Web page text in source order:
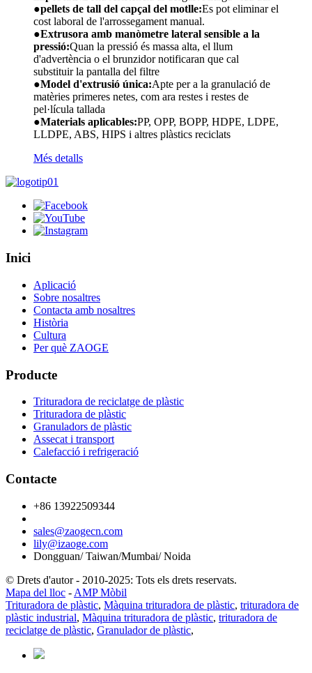
●pellets de tall del capçal del motlle:Es pot eliminar el
cost laboral de l'arrossegament manual.
●Extrusora amb manòmetre lateral sensible a la
pressió:Quan la pressió és massa alta, el llum
d'advertència o el brunzidor notificaran que cal
substituir la pantalla del filtre
●Model d'extrusió única:Apte per a la granulació de
matèries primeres netes, com ara restes i restes de
pel·lícula tallada
●Materials aplicables:PP, OPP, BOPP, HDPE, LDPE,
LLDPE, ABS, HIPS i altres plàstics reciclats
Més detalls
Inici
Aplicació
Sobre nosaltres
Contacta amb nosaltres
Història
Cultura
Per què ZAOGE
Producte
Trituradora de reciclatge de plàstic
Trituradora de plàstic
Granuladors de plàstic
Assecat i transport
Calefacció i refrigeració
Contacte
+86 13922509344
sales@zaogecn.com
lily@izaoge.com
Dongguan/ Taiwan/Mumbai/ Noida
© Drets d'autor - 2010-2025: Tots els drets reservats.
Mapa del lloc - AMP Mòbil
Trituradora de plàstic, Màquina trituradora de plàstic, trituradora de
plàstic industrial, Màquina trituradora de plàstic, trituradora de
reciclatge de plàstic, Granulador de plàstic,